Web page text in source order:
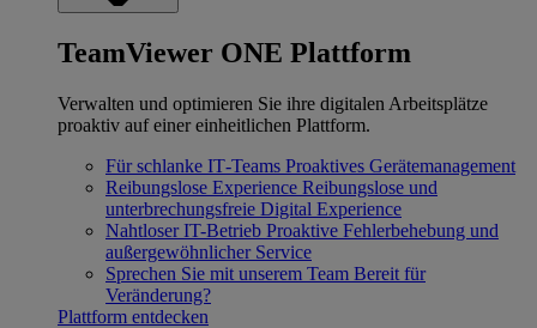
TeamViewer ONE Plattform
Verwalten und optimieren Sie ihre digitalen Arbeitsplätze
proaktiv auf einer einheitlichen Plattform.
Für schlanke IT‐Teams Proaktives Gerätemanagement
Reibungslose Experience Reibungslose und
unterbrechungsfreie Digital Experience
Nahtloser IT-Betrieb Proaktive Fehlerbehebung und
außergewöhnlicher Service
Sprechen Sie mit unserem Team Bereit für
Veränderung?
Plattform entdecken